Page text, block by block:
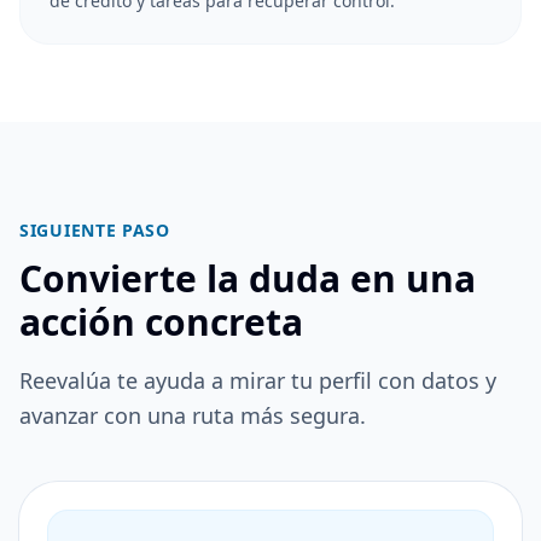
SIGUIENTE PASO
Convierte la duda en una
acción concreta
Reevalúa te ayuda a mirar tu perfil con datos y
avanzar con una ruta más segura.